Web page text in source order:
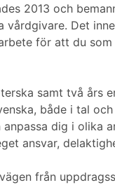
2013 och
vårdgivare. Det
för att du
samt två års
både i tal
dig i olika
ansvar,
från